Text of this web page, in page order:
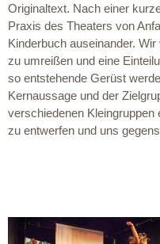
Originaltext. Nach einer
Praxis des Theaters von
Kinderbuch auseinander.
zu umreißen und eine
so entstehende Gerüst
Kernaussage und der
verschiedenen
zu entwerfen und uns